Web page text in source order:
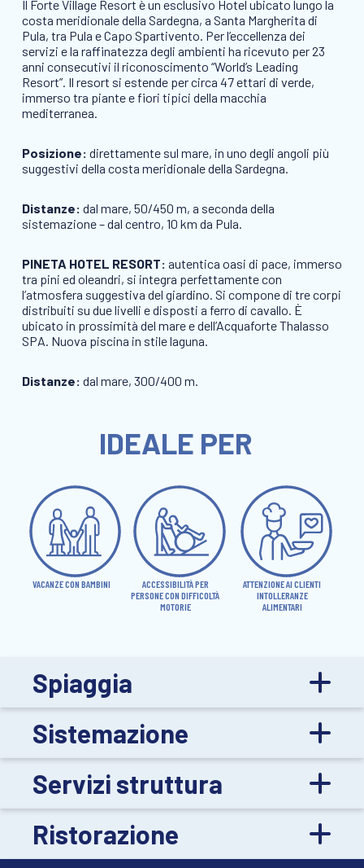
Il Forte Village Resort è un esclusivo Hotel ubicato lungo la
costa meridionale della Sardegna, a Santa Margherita di
Pula, tra Pula e Capo Spartivento. Per l’eccellenza dei
servizi e la raffinatezza degli ambienti ha ricevuto per 23
anni consecutivi il riconoscimento “World’s Leading
Resort”. Il resort si estende per circa 47 ettari di verde,
immerso tra piante e fiori tipici della macchia
mediterranea.
Posizione: direttamente sul mare, in uno degli angoli più
suggestivi della costa meridionale della Sardegna.
Distanze: dal mare, 50/450 m, a seconda della
sistemazione – dal centro, 10 km da Pula.
PINETA HOTEL RESORT: autentica oasi di pace, immerso
tra pini ed oleandri, si integra perfettamente con
l’atmosfera suggestiva del giardino. Si compone di tre corpi
distribuiti su due livelli e disposti a ferro di cavallo. È
ubicato in prossimità del mare e dell’Acquaforte Thalasso
SPA. Nuova piscina in stile laguna.
Distanze: dal mare, 300/400 m.
IDEALE PER
VACANZE CON BAMBINI
ACCESSIBILITÀ PER
PERSONE CON DIFFICOLTÀ
MOTORIE
ATTENZIONE AI CLIENTI
INTOLLERANZE
ALIMENTARI
Spiaggia
Sistemazione
Servizi struttura
Ristorazione